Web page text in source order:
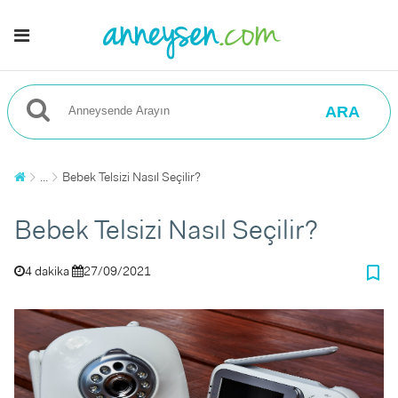
ARA
... Bebek Telsizi Nasıl Seçilir?
Bebek Telsizi Nasıl Seçilir?
4 dakika 27/09/2021 bookmark_border